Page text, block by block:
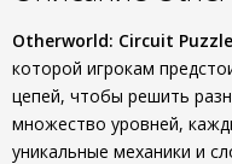
Otherworld: Circuit
которой игрокам
цепей, чтобы решить
множество уровней,
уникальные механики и